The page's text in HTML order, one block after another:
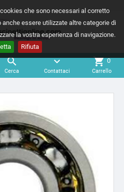
che sono necessari al corretto
essere utilizzate altre categorie di
la vostra esperienza di navigazione.
Rifiuta

Cerca
expand_more
Contattaci
shopping_cart 0
Carrello